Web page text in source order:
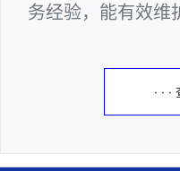
务经验，能有效维
· ·